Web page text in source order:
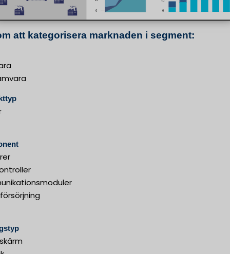
att kategorisera marknaden i segment: